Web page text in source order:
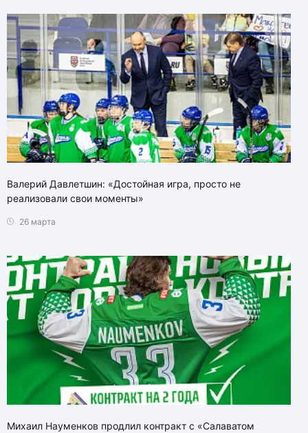
Валерий Давлетшин: «Достойная игра, просто не
реализовали свои моменты»
26 марта
Михаил Науменков продлил контракт с «Салаватом